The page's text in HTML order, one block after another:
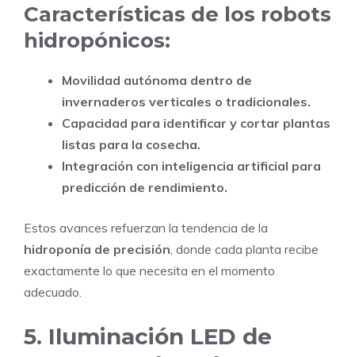
Características de los robots
hidropónicos:
Movilidad autónoma dentro de
invernaderos verticales o tradicionales.
Capacidad para identificar y cortar plantas
listas para la cosecha.
Integración con inteligencia artificial para
predicción de rendimiento.
Estos avances refuerzan la tendencia de la
hidroponía de precisión , donde cada planta recibe
exactamente lo que necesita en el momento
adecuado.
5. Iluminación LED de